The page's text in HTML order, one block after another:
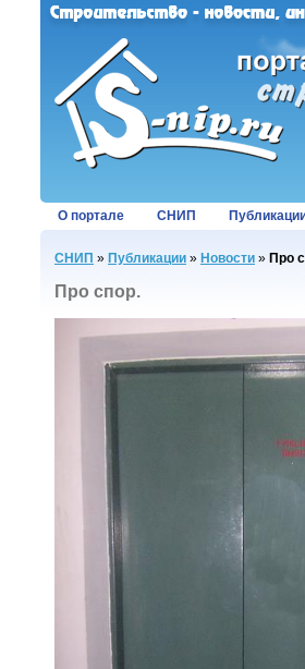
О портале СНИП
СНИП » Публикации » Новости » Про
Про спор.